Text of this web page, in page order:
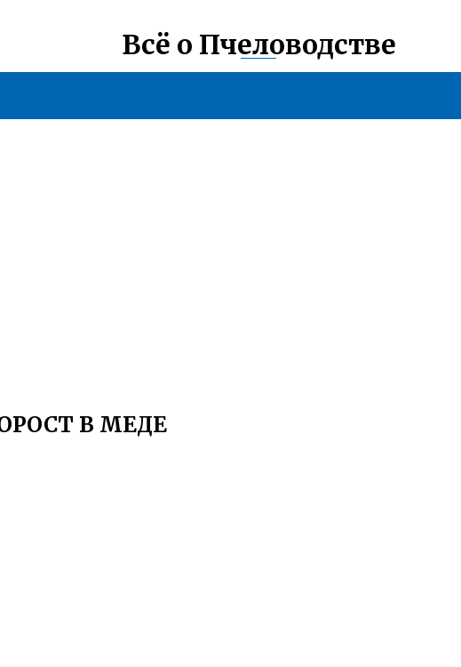
Всё о Пчеловодстве
В МЕДЕ